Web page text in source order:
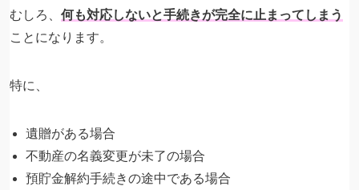
むしろ、 何も対応しないと手続きが完全に止まってしまう
ことになります。
特に、
遺贈がある場合
不動産の名義変更が未了の場合
預貯金解約手続きの途中である場合